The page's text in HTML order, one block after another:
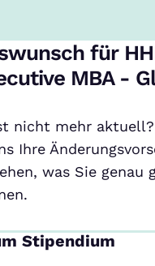
für
MBA -
nicht mehr
Ihre
was Sie genau
Stipendium